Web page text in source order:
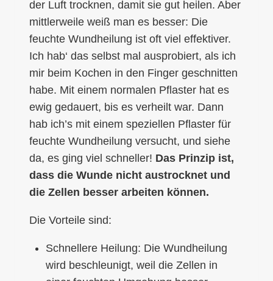
der Luft trocknen, damit sie gut heilen. Aber
mittlerweile weiß man es besser: Die
feuchte Wundheilung ist oft viel effektiver.
Ich hab‘ das selbst mal ausprobiert, als ich
mir beim Kochen in den Finger geschnitten
habe. Mit einem normalen Pflaster hat es
ewig gedauert, bis es verheilt war. Dann
hab ich’s mit einem speziellen Pflaster für
feuchte Wundheilung versucht, und siehe
da, es ging viel schneller! Das Prinzip ist,
dass die Wunde nicht austrocknet und
die Zellen besser arbeiten können.
Die Vorteile sind:
Schnellere Heilung: Die Wundheilung
wird beschleunigt, weil die Zellen in